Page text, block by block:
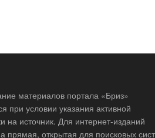
материалов портала «Бриз»
при условии указания активной
на источник. Для интернет-изданий
прямая, открытая для поисковых